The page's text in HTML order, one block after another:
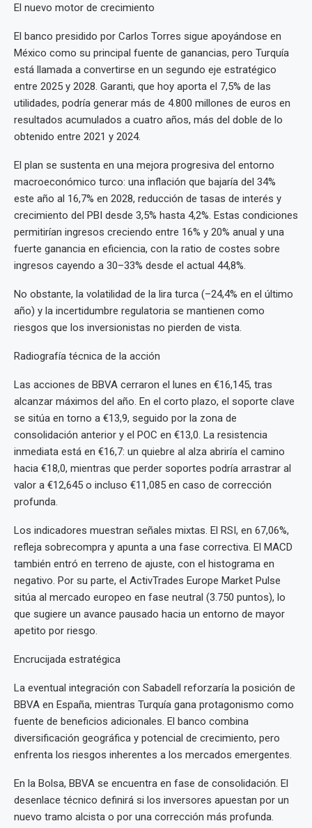
El nuevo motor de crecimiento
El banco presidido por Carlos Torres sigue apoyándose en
México como su principal fuente de ganancias, pero Turquía
está llamada a convertirse en un segundo eje estratégico
entre 2025 y 2028. Garanti, que hoy aporta el 7,5% de las
utilidades, podría generar más de 4.800 millones de euros en
resultados acumulados a cuatro años, más del doble de lo
obtenido entre 2021 y 2024.
El plan se sustenta en una mejora progresiva del entorno
macroeconómico turco: una inflación que bajaría del 34%
este año al 16,7% en 2028, reducción de tasas de interés y
crecimiento del PBI desde 3,5% hasta 4,2%. Estas condiciones
permitirían ingresos creciendo entre 16% y 20% anual y una
fuerte ganancia en eficiencia, con la ratio de costes sobre
ingresos cayendo a 30–33% desde el actual 44,8%.
No obstante, la volatilidad de la lira turca (–24,4% en el último
año) y la incertidumbre regulatoria se mantienen como
riesgos que los inversionistas no pierden de vista.
Radiografía técnica de la acción
Las acciones de BBVA cerraron el lunes en €16,145, tras
alcanzar máximos del año. En el corto plazo, el soporte clave
se sitúa en torno a €13,9, seguido por la zona de
consolidación anterior y el POC en €13,0. La resistencia
inmediata está en €16,7: un quiebre al alza abriría el camino
hacia €18,0, mientras que perder soportes podría arrastrar al
valor a €12,645 o incluso €11,085 en caso de corrección
profunda.
Los indicadores muestran señales mixtas. El RSI, en 67,06%,
refleja sobrecompra y apunta a una fase correctiva. El MACD
también entró en terreno de ajuste, con el histograma en
negativo. Por su parte, el ActivTrades Europe Market Pulse
sitúa al mercado europeo en fase neutral (3.750 puntos), lo
que sugiere un avance pausado hacia un entorno de mayor
apetito por riesgo.
Encrucijada estratégica
La eventual integración con Sabadell reforzaría la posición de
BBVA en España, mientras Turquía gana protagonismo como
fuente de beneficios adicionales. El banco combina
diversificación geográfica y potencial de crecimiento, pero
enfrenta los riesgos inherentes a los mercados emergentes.
En la Bolsa, BBVA se encuentra en fase de consolidación. El
desenlace técnico definirá si los inversores apuestan por un
nuevo tramo alcista o por una corrección más profunda.